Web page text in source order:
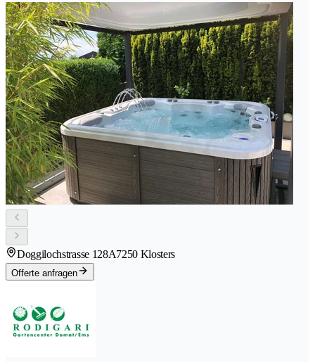
Doggilochstrasse 128A7250 Klosters
Offerte anfragen